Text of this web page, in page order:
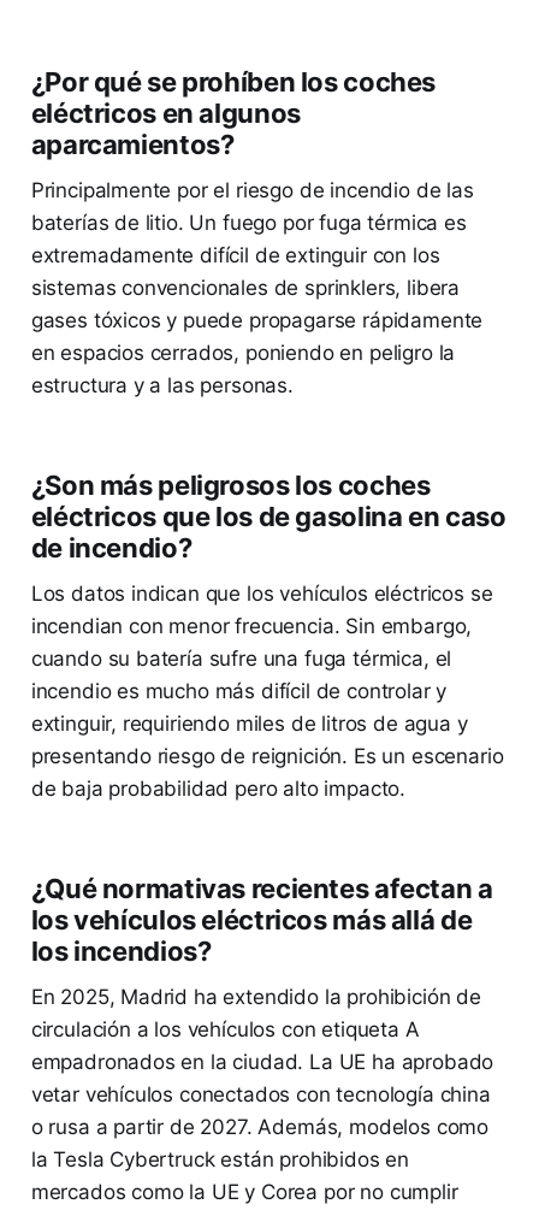
¿Por qué se prohíben los coches
eléctricos en algunos
aparcamientos?
Principalmente por el riesgo de incendio de las
baterías de litio. Un fuego por fuga térmica es
extremadamente difícil de extinguir con los
sistemas convencionales de sprinklers, libera
gases tóxicos y puede propagarse rápidamente
en espacios cerrados, poniendo en peligro la
estructura y a las personas.
¿Son más peligrosos los coches
eléctricos que los de gasolina en caso
de incendio?
Los datos indican que los vehículos eléctricos se
incendian con menor frecuencia. Sin embargo,
cuando su batería sufre una fuga térmica, el
incendio es mucho más difícil de controlar y
extinguir, requiriendo miles de litros de agua y
presentando riesgo de reignición. Es un escenario
de baja probabilidad pero alto impacto.
¿Qué normativas recientes afectan a
los vehículos eléctricos más allá de
los incendios?
En 2025, Madrid ha extendido la prohibición de
circulación a los vehículos con etiqueta A
empadronados en la ciudad. La UE ha aprobado
vetar vehículos conectados con tecnología china
o rusa a partir de 2027. Además, modelos como
la Tesla Cybertruck están prohibidos en
mercados como la UE y Corea por no cumplir